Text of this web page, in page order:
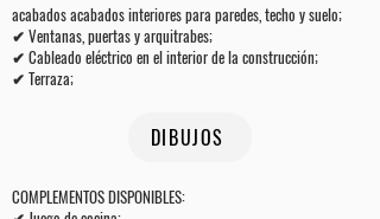
acabados acabados interiores para paredes, techo y suelo;
✔ Ventanas, puertas y arquitrabes;
✔ Cableado eléctrico en el interior de la construcción;
✔ Terraza;
DIBUJOS
COMPLEMENTOS DISPONIBLES: